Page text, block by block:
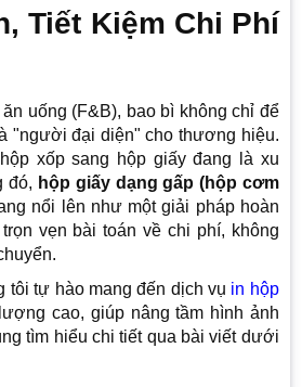
Tiết Kiệm Chi Phí
uống (F&B), bao bì không chỉ để
"người đại diện" cho thương hiệu.
xốp sang hộp giấy đang là xu
đó, hộp giấy dạng gấp (hộp cơm
nổi lên như một giải pháp hoàn
vẹn bài toán về chi phí, không
tôi tự hào mang đến dịch vụ in hộp
cao, giúp nâng tầm hình ảnh
tìm hiểu chi tiết qua bài viết dưới